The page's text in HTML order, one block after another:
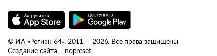
© ИА «Регион 64», 2011 — 2026. Все права защищены
Создание сайта – nopreset